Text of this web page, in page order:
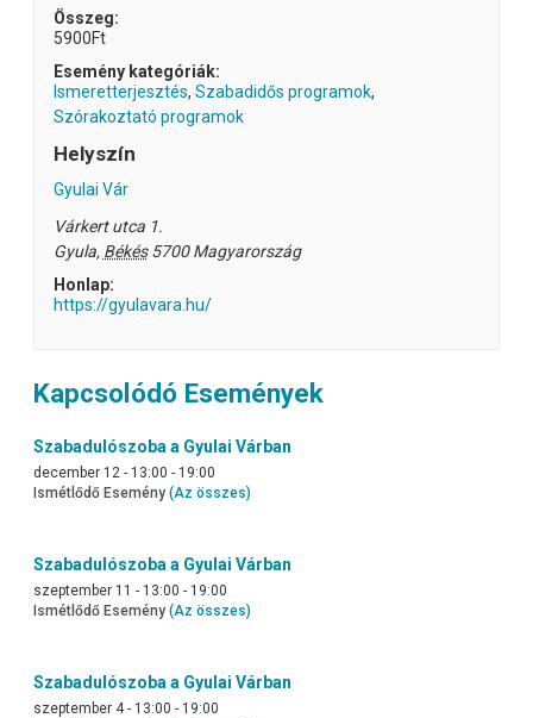
Összeg:
5900Ft
Esemény kategóriák:
Ismeretterjesztés, Szabadidős programok,
Szórakoztató programok
Helyszín
Gyulai Vár
Várkert utca 1.
Gyula, Békés 5700 Magyarország
Honlap:
https://gyulavara.hu/
Kapcsolódó Események
Szabadulószoba a Gyulai Várban
december 12 - 13:00 - 19:00
Ismétlődő Esemény (Az összes)
Szabadulószoba a Gyulai Várban
szeptember 11 - 13:00 - 19:00
Ismétlődő Esemény (Az összes)
Szabadulószoba a Gyulai Várban
szeptember 4 - 13:00 - 19:00